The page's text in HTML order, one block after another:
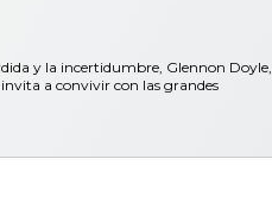
y la incertidumbre, Glennon Doyle,
a convivir con las grandes